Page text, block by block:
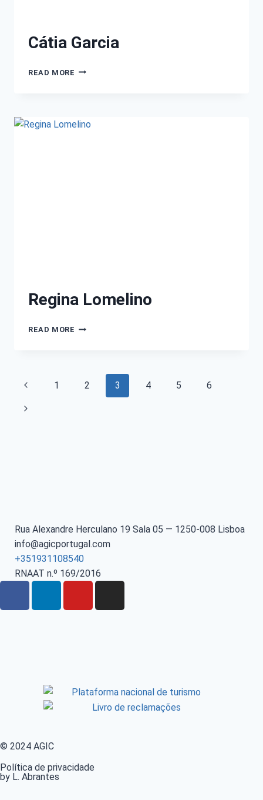
Cátia Garcia
READ MORE
Regina Lomelino
READ MORE
1 2 3 4 5 6
Rua Alexandre Herculano 19 Sala 05 — 1250-008 Lisboa
info@agicportugal.com
+351931108540
RNAAT n.º 169/2016
© 2024 AGIC
Política de privacidade
by L. Abrantes